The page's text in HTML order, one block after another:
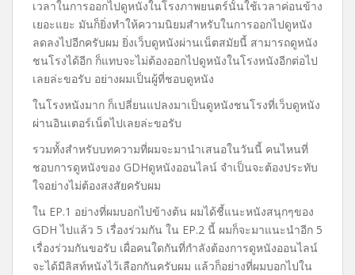
เวลาในการออกไปดูหนังในโรงภาพยนตร์นั้นใช้เวลาค่อนข้าง
เยอะแยะ มันก็ยิ่งทำให้ความนิยมสำหรับในการออกไปดูหนัง
ลดลงไปอีกครับผม ยิ่งเว็บดูหนังผ่านเน็ตสมัยนี้ สามารถดูหนัง
ชนโรงได้อีก ก็แทบจะไม่ต้องออกไปดูหนังในโรงหนังอีกต่อไป
เลยล่ะขอรับ อย่างผมเป็นผู้ที่ชอบดูหนัง
ในโรงหนังมาก ก็เปลี่ยนแปลงมาเป็นดูหนังชนโรงที่เว็บดูหนัง
ผ่านอินเตอร์เน็ตไปเลยล่ะขอรับ
รวมทั้งสำหรับบทความที่ผมจะมานำเสนอในวันนี้ คนไหนที่
ชอบการดูหนังของ GDHดูหนังออนไลน์ จำเป็นจะต้องประทับ
ใจอย่างไม่ต้องสงสัยครับผม
ใน EP.1 อย่างที่ผมบอกไปข้างต้น ผมได้ชี้แนะหนังสนุกๆของ
GDH ไปแล้ว 5 เรื่องร่วมกัน ใน EP.2 นี้ ผมก็จะมาแนะนำอีก 5
เรื่องร่วมกันขอรับ เผื่อคนใดกันที่กำลังต้องการดูหนังออนไลน์
จะได้มีลิสท์หนังไว้เลือกกันครับผม แล้วก็อย่างที่ผมบอกไปใน